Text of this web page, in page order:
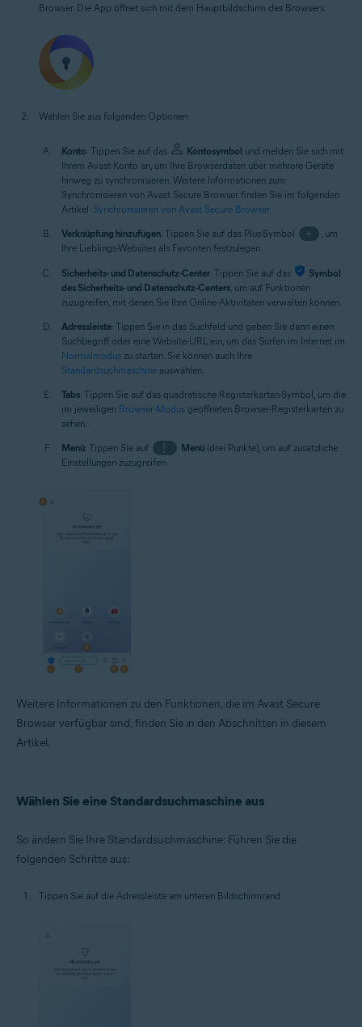
Browser. Die App öffnet sich mit dem Hauptbildschirm des Browsers.
Wählen Sie aus folgenden Optionen:
Konto: Tippen Sie auf das Kontosymbol und melden Sie sich mit
Ihrem Avast-Konto an, um Ihre Browserdaten über mehrere Geräte
hinweg zu synchronisieren. Weitere Informationen zum
Synchronisieren von Avast Secure Browser finden Sie im folgenden
Artikel: Synchronisieren von Avast Secure Browser.
Verknüpfung hinzufügen: Tippen Sie auf das Plus-Symbol +
, um
Ihre Lieblings-Websites als Favoriten festzulegen.
Sicherheits- und Datenschutz-Center: Tippen Sie auf das
Symbol
des Sicherheits- und Datenschutz-Centers, um auf Funktionen
zuzugreifen, mit denen Sie Ihre Online-Aktivitäten verwalten können.
Adressleiste: Tippen Sie in das Suchfeld und geben Sie dann einen
Suchbegriff oder eine Website-URL ein, um das Surfen im Internet im
Normalmodus zu starten. Sie können auch Ihre
Standardsuchmaschine auswählen.
Tabs: Tippen Sie auf das quadratische Registerkarten-Symbol, um die
im jeweiligen Browser-Modus geöffneten Browser-Registerkarten zu
sehen.
Menü: Tippen Sie auf ⋮ Menü(drei Punkte), um auf zusätzliche
Einstellungen zuzugreifen.
Weitere Informationen zu den Funktionen, die im Avast Secure
Browser verfügbar sind, finden Sie in den Abschnitten in diesem
Artikel.
Wählen Sie eine Standardsuchmaschine aus
So ändern Sie Ihre Standardsuchmaschine: Führen Sie die
folgenden Schritte aus:
Tippen Sie auf die Adressleiste am unteren Bildschirmrand.